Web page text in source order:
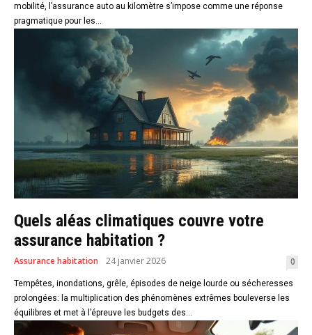
mobilité, l’assurance auto au kilomètre s’impose comme une réponse
pragmatique pour les...
Quels aléas climatiques couvre votre
assurance habitation ?
Assurance habitation 24 janvier 2026 0
Tempêtes, inondations, grêle, épisodes de neige lourde ou sécheresses
prolongées: la multiplication des phénomènes extrêmes bouleverse les
équilibres et met à l’épreuve les budgets des...